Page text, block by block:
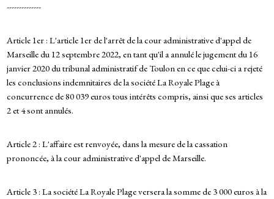
--------------
Article 1er : L'article 1er de l'arrêt de la cour administrative d'appel de
Marseille du 12 septembre 2022, en tant qu'il a annulé le jugement du 16
janvier 2020 du tribunal administratif de Toulon en ce que celui-ci a rejeté
les conclusions indemnitaires de la société La Royale Plage à
concurrence de 80 039 euros tous intérêts compris, ainsi que ses articles
2 et 4 sont annulés.
Article 2 : L'affaire est renvoyée, dans la mesure de la cassation
prononcée, à la cour administrative d'appel de Marseille.
Article 3 : La société La Royale Plage versera la somme de 3 000 euros à la